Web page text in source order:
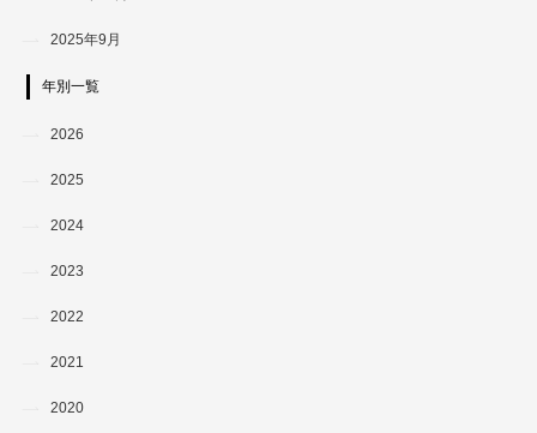
2025年9月
年別一覧
2026
2025
2024
2023
2022
2021
2020